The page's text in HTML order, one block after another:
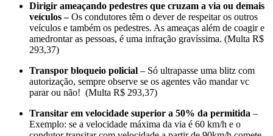
Dirigir ameaçando pedestres que cruzam a via ou demais
veículos –Os condutores têm o dever de respeitar os outros
veículos e também os pedestres. As ameaças além de coagir e
amedrontar as pessoas, é uma infração gravíssima. (Multa R$
293,37)
Transpor bloqueio policial – Só ultrapasse uma blitz com
autorização, sempre observe se os agentes vão mandar vc
parar ou não! (Multa R$ 293,37)
Transitar em velocidade superior a 50% da permitida –
Exemplo: se a velocidade máxima da via é 60 km/h e o